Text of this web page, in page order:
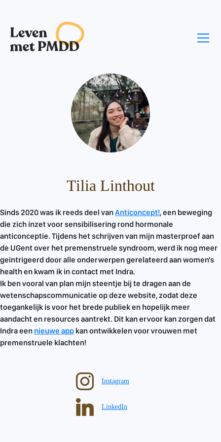
Tilia Linthout
Sinds 2020 was ik reeds deel vanAnticoncept!, een beweging
die zich inzet voor sensibilisering rond hormonale
anticonceptie. Tijdens het schrijven van mijn masterproef aan
de UGent over het premenstruele syndroom, werd ik nog meer
geïntrigeerd door alle onderwerpen gerelateerd aan women's
health en kwam ik in contact met Indra.
Ik ben vooral van plan mijn steentje bij te dragen aan de
wetenschapscommunicatie op deze website, zodat deze
toegankelijk is voor het brede publiek en hopelijk meer
aandacht en resources aantrekt. Dit kan ervoor kan zorgen dat
Indra een nieuwe app kan ontwikkelen voor vrouwen met
premenstruele klachten!
Instagram
LinkedIn